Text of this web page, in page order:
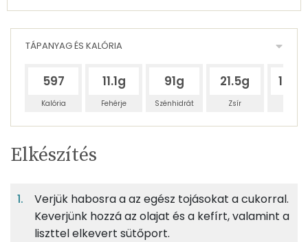
TÁPANYAG ÉS KALÓRIA
597
Kalória
11.1g
Fehérje
91g
Szénhidrát
21.5g
Zsír
Egy
adagban
5%
Fehérje
40%
Szénhidrát
10%
Zsír
TÁPANYAGTARTALOM
Egy
adagban
6
adagban
100
grammban
Elkészítés
Verjük habosra a az egész tojásokat a cukorral.
Keverjünk hozzá az olajat és a kefírt, valamint a
liszttel elkevert sütőport.